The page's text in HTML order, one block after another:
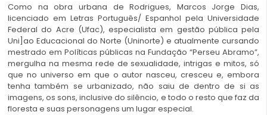
Como na obra urbana de Rodrigues, Marcos Jorge Dias,
licenciado em Letras Português/ Espanhol pela Universidade
Federal do Acre (Ufac), especialista em gestão pública pela
Uni]ao Educacional do Norte (Uninorte) e atualmente cursando
mestrado em Políticas públicas na Fundação “Perseu Abramo”,
mergulha na mesma rede de sexualidade, intrigas e mitos, só
que no universo em que o autor nasceu, cresceu e, embora
tenha também se urbanizado, não saiu de dentro de si as
imagens, os sons, inclusive do silêncio, e todo o resto que faz da
floresta e suas personagens um lugar especial.